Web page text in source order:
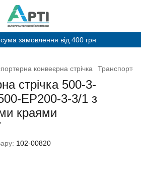
замовлення від 400 грн
конвеєрна стрічка
стрічка 500-3-
EP200-3-3/1 з
краями
102-00820